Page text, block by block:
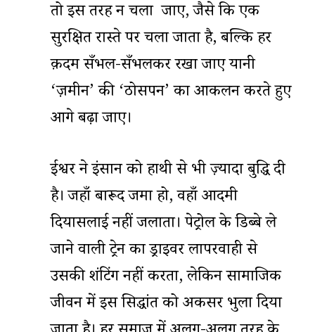
तो इस तरह न चला जाए, जैसे कि एक
सुरक्षित रास्ते पर चला जाता है, बल्कि हर
क़दम सँभल-सँभलकर रखा जाए यानी
‘ज़मीन’ की ‘ठोसपन’ का आकलन करते हुए
आगे बढ़ा जाए।
ईश्वर ने इंसान को हाथी से भी ज़्यादा बुद्धि दी
है। जहाँ बारूद जमा हो, वहाँ आदमी
दियासलाई नहीं जलाता। पेट्रोल के डिब्बे ले
जाने वाली ट्रेन का ड्राइवर लापरवाही से
उसकी शंटिंग नहीं करता, लेकिन सामाजिक
जीवन में इस सिद्धांत को अकसर भुला दिया